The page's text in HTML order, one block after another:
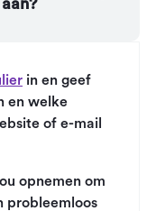
in en geef
en welke
of e-mail
opnemen om
probleemloos